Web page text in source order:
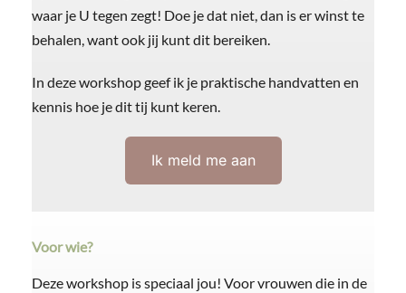
waar je U tegen zegt! Doe je dat niet, dan is er winst te
behalen, want ook jij kunt dit bereiken.
In deze workshop geef ik je praktische handvatten en
kennis hoe je dit tij kunt keren.
Ik meld me aan
Voor wie?
Deze workshop is speciaal jou! Voor vrouwen die in de